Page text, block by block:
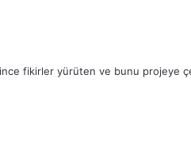
fikirler yürüten ve bunu projeye